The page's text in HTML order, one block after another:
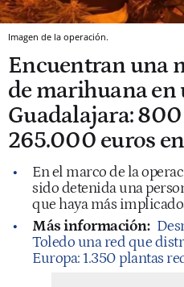
Imagen de la operación.
Encuentran una
de marihuana en
Guadalajara:
265.000 euros
En el marco de la
sido detenida una
que haya más
Más información:
Toledo una red que
Europa: 1.350 plantas